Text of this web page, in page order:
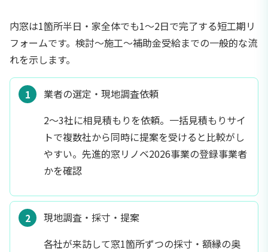
内窓は1箇所半日・家全体でも1〜2日で完了する短工期リ
フォームです。検討〜施工〜補助金受給までの一般的な流
れを示します。
業者の選定・現地調査依頼
2〜3社に相見積もりを依頼。一括見積もりサイ
トで複数社から同時に提案を受けると比較がし
やすい。先進的窓リノベ2026事業の登録事業者
かを確認
現地調査・採寸・提案
各社が来訪して窓1箇所ずつの採寸・額縁の奥